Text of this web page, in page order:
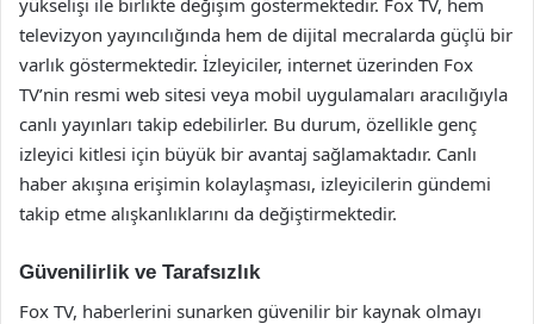
yükselişi ile birlikte değişim göstermektedir. Fox TV, hem
televizyon yayıncılığında hem de dijital mecralarda güçlü bir
varlık göstermektedir. İzleyiciler, internet üzerinden Fox
TV’nin resmi web sitesi veya mobil uygulamaları aracılığıyla
canlı yayınları takip edebilirler. Bu durum, özellikle genç
izleyici kitlesi için büyük bir avantaj sağlamaktadır. Canlı
haber akışına erişimin kolaylaşması, izleyicilerin gündemi
takip etme alışkanlıklarını da değiştirmektedir.
Güvenilirlik ve Tarafsızlık
Fox TV, haberlerini sunarken güvenilir bir kaynak olmayı